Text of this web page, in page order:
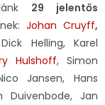
29 jelentős
Johan Cruyff,
Helling, Karel
Hulshoff, Simon
Jansen, Hans
Duivenbode, Jan